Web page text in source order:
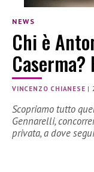
NEWS
Chi è
VINCENZO CHIANESE |
Scopriamo tutto
Gennarelli,
privata, a dove